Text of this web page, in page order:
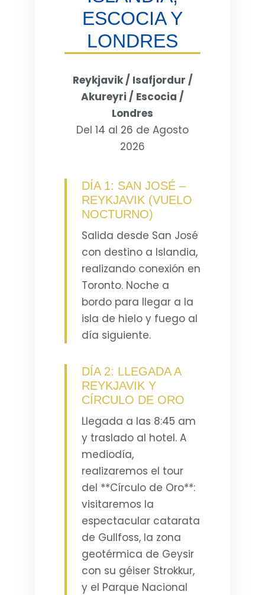
ESCOCIA Y
LONDRES
Reykjavik / Isafjordur /
Akureyri / Escocia /
Londres
Del 14 al 26 de Agosto
2026
DÍA 1: SAN JOSÉ –
REYKJAVIK (VUELO
NOCTURNO)
Salida desde San José
con destino a Islandia,
realizando conexión en
Toronto. Noche a
bordo para llegar a la
isla de hielo y fuego al
día siguiente.
DÍA 2: LLEGADA A
REYKJAVIK Y
CÍRCULO DE ORO
Llegada a las 8:45 am
y traslado al hotel. A
mediodía,
realizaremos el tour
del **Círculo de Oro**:
visitaremos la
espectacular catarata
de Gullfoss, la zona
geotérmica de Geysir
con su géiser Strokkur,
y el Parque Nacional